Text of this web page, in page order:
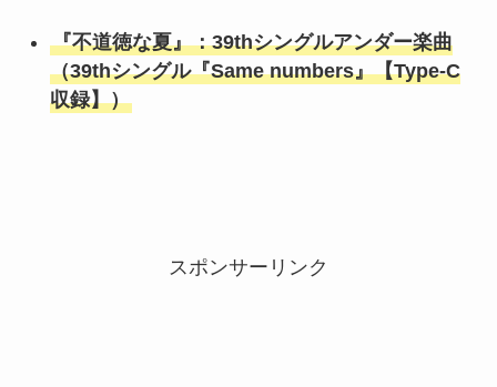
『不道徳な夏』：39thシングルアンダー楽曲
（39thシングル『Same numbers』【Type-C
収録】）
スポンサーリンク